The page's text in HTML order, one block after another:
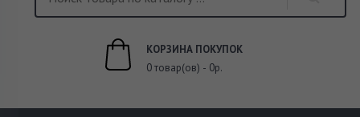
КОРЗИНА ПОКУПОК
0 товар(ов) - 0р.